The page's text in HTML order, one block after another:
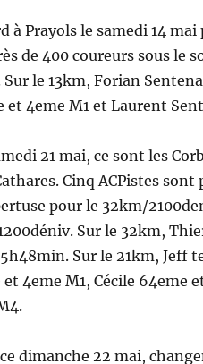
à Prayols le samedi 14
de 400 coureurs sous le
le 13km, Forian
et 4eme M1 et Laurent
21 mai, ce sont les
Cinq ACPistes sont
pour le 32km/
Sur le 32km,
Sur le 21km, Jeff
et 4eme M1, Cécile 64eme
dimanche 22 mai,